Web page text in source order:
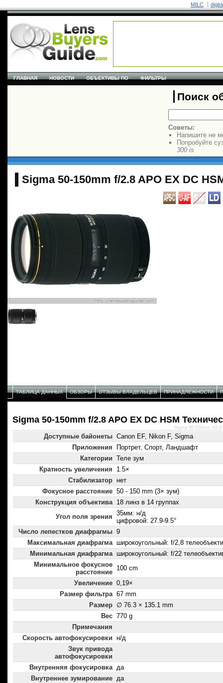
MILC
ГЛАВНАЯ НОВОСТИ ОБЪЕКТИВЫ ПО ФИЛЬТРЫ
Поиск
Советы:
Напишите не
Попробуйте
300 is
Sigma 50-150mm f/2.8 APO EX DC
ТАБЛИЦА ДАННЫХ ОБЗОРЫ ОТЗЫВЫ ВЛАДЕЛЬЦЕВ ПРИНАДЛЕЖНОСТИ
Sigma 50-150mm f/2.8 APO EX DC HSM
Доступные байонеты Canon EF, Nikon F, Sigma
Приложения
Портрет, Спорт, Ландшафт
Категории Теле зум
Кратность увеличения
1.5×
Стабилизатор нет
Фокусное расстояние 50 - 150 mm (3× зум)
Конструкция объектива 18 линз в 14 группах
Угол поля зрения 35мм: н/д
цифровой: 27.9-9.5°
Число лепестков диафрагмы 9
Максимальная диафрагма широкоугольный: f/2,8
Минимальная диафрагма широкоугольный: f/22
Минимальное фокусное
расстояние
100 cm
Увеличение 0,19×
Размер фильтра 67 mm
Размер ∅ 76.3 × 135.1 mm
Вес 770 g
Примечания
Скорость автофокусировки н/д
Звук привода
автофокусировки
Внутренняя фокусировка да
Внутреннее зумирование да
Sigma 50-150mm f/2.8